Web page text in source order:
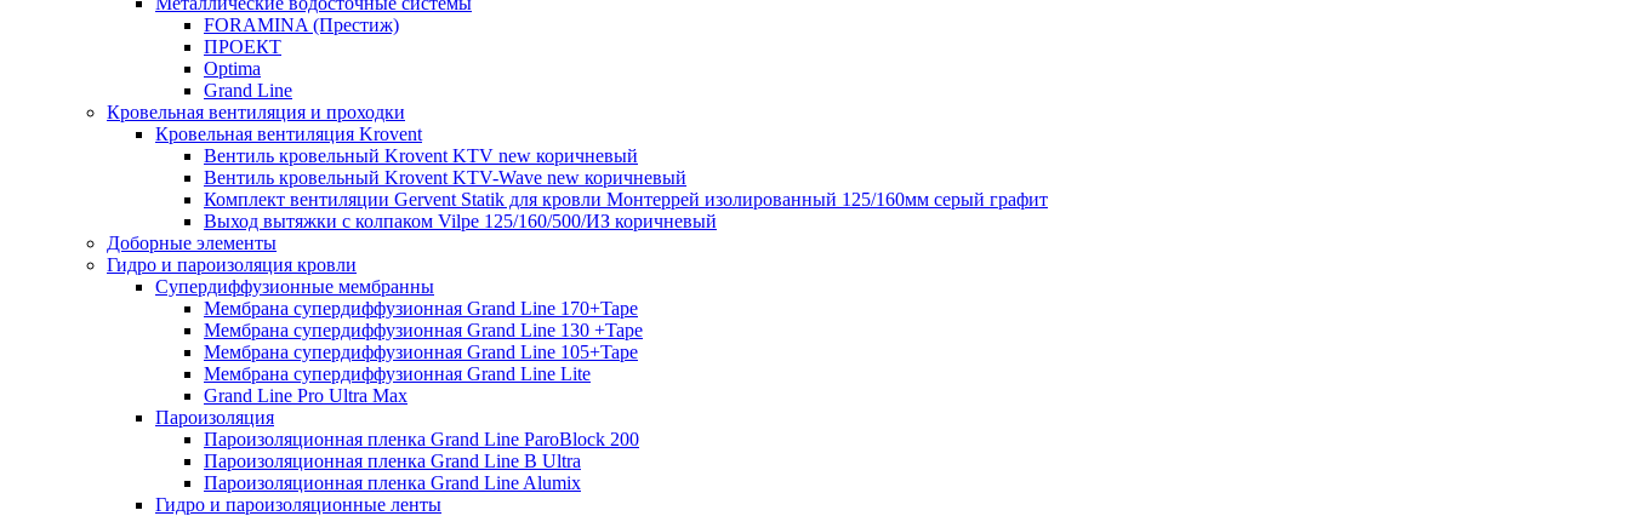
FORAMINA (Престиж)
ПРОЕКТ
Optima
Grand Line
Кровельная вентиляция и проходки
Кровельная вентиляция Krovent
Вентиль кровельный Krovent KTV new коричневый
Вентиль кровельный Krovent KTV-Wave new коричневый
Комплект вентиляции Gervent Statik для кровли Монтеррей изолированный 125/160мм серый графит
Выход вытяжки с колпаком Vilpe 125/160/500/ИЗ коричневый
Доборные элементы
Гидро и пароизоляция кровли
Супердиффузионные мембранны
Мембрана супердиффузионная Grand Line 170+Tape
Мембрана супердиффузионная Grand Line 130 +Tape
Мембрана супердиффузионная Grand Line 105+Tape
Мембрана супердиффузионная Grand Line Lite
Grand Line Pro Ultra Max
Пароизоляция
Пароизоляционная пленка Grand Line ParoBlock 200
Пароизоляционная пленка Grand Line B Ultra
Пароизоляционная пленка Grand Line Alumix
Гидро и пароизоляционные ленты